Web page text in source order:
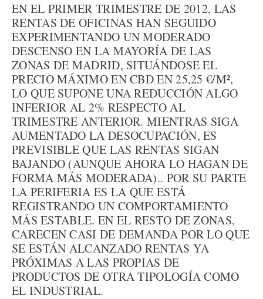
EN EL PRIMER TRIMESTRE DE 2012, LAS
RENTAS DE OFICINAS HAN SEGUIDO
EXPERIMENTANDO UN MODERADO
DESCENSO EN LA MAYORÍA DE LAS
ZONAS DE MADRID, SITUÁNDOSE EL
PRECIO MÁXIMO EN CBD EN 25,25 €/M²,
LO QUE SUPONE UNA REDUCCIÓN ALGO
INFERIOR AL 2% RESPECTO AL
TRIMESTRE ANTERIOR. MIENTRAS SIGA
AUMENTADO LA DESOCUPACIÓN, ES
PREVISIBLE QUE LAS RENTAS SIGAN
BAJANDO (AUNQUE AHORA LO HAGAN DE
FORMA MÁS MODERADA).. POR SU PARTE
LA PERIFERIA ES LA QUE ESTÁ
REGISTRANDO UN COMPORTAMIENTO
MÁS ESTABLE. EN EL RESTO DE ZONAS,
CARECEN CASI DE DEMANDA POR LO QUE
SE ESTÁN ALCANZADO RENTAS YA
PRÓXIMAS A LAS PROPIAS DE
PRODUCTOS DE OTRA TIPOLOGÍA COMO
EL INDUSTRIAL.